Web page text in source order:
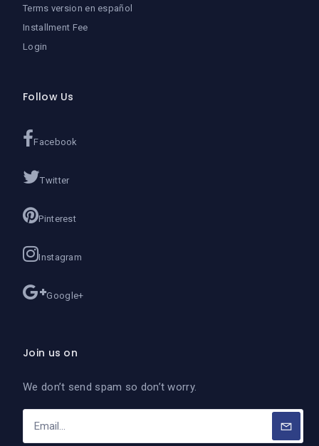
Terms version en español
Installment Fee
Login
Follow Us
Facebook
Twitter
Pinterest
Instagram
Google+
Join us on
We don’t send spam so don’t worry.